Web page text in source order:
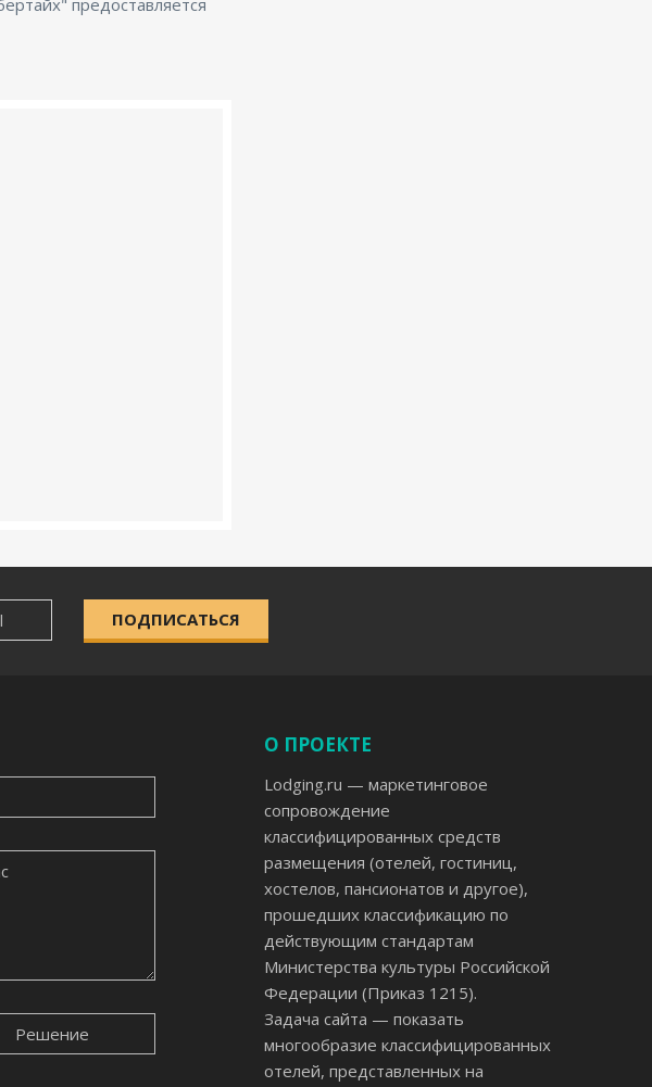
ПОДПИСАТЬСЯ
О ПРОЕКТЕ
Lodging.ru — маркетинговое
сопровождение
классифицированных средств
размещения (отелей, гостиниц,
хостелов, пансионатов и другое),
прошедших классификацию по
действующим стандартам
Министерства культуры Российской
Федерации (Приказ 1215).
Задача сайта — показать
многообразие классифицированных
отелей, представленных на